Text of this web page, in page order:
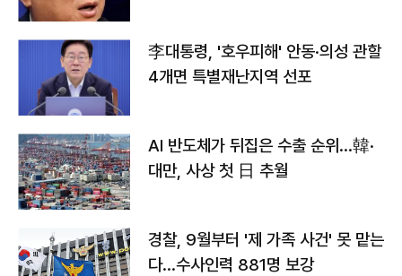
李대통령, '호우피해' 안동·의성 관할
4개면 특별재난지역 선포
AI 반도체가 뒤집은 수출 순위…韓·
대만, 사상 첫 日 추월
경찰, 9월부터 '제 가족 사건' 못 맡는
다…수사인력 881명 보강